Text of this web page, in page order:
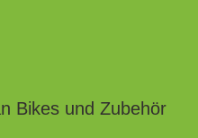
Bikes und Zubehör